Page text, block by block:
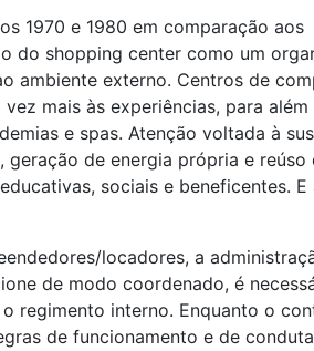
1970 e 1980 em comparação aos
do shopping center como um
ambiente externo. Centros de
mais às experiências, para além
e spas. Atenção voltada à
de energia própria e reúso
sociais e beneficentes. E
locadores, a
de modo coordenado, é
regimento interno. Enquanto o
de funcionamento e de